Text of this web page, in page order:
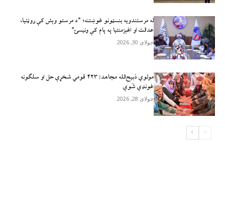
له مرستندویه بنسټونو غوښتنه؛ “د مرستو وېش کې روڼتیا،
عدالت او اغېزمنتیا په پام کې ونیسئ”
جولای 30, 2026
مولوي ذبيح‌الله مجاهد: ۴۲۳ قومي شخړې حل او سلګونه
غونډې شَوې
جولای 28, 2026